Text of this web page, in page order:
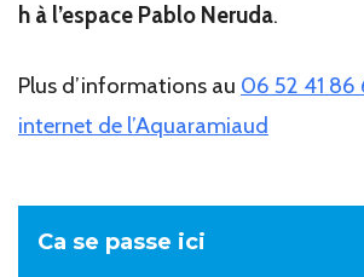
h à l’espace Pablo Neruda.
Plus d’informations au 06 52 41 86
internet de l’Aquaramiaud
Ca se passe ici